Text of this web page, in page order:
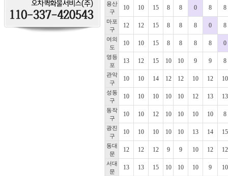
용산
구
10 10 15 8 8 0 8 8
마포
구
12 12 15 8 8 8 0 8
여의
도
10 10 15 8 8 8 8 0
영등
포
13 12 15 10 10 9 9 8
관악
구
10 10 14 12 12 10 12 10
성동
구
10 10 10 10 10 12 13 13
동작
구
10 10 12 10 10 10 10 8
광진
구
10 10 10 10 10 13 14 15
동대
문
12 12 12 9 9 10 12 12
서대
문
13 13 15 10 10 10 9 10